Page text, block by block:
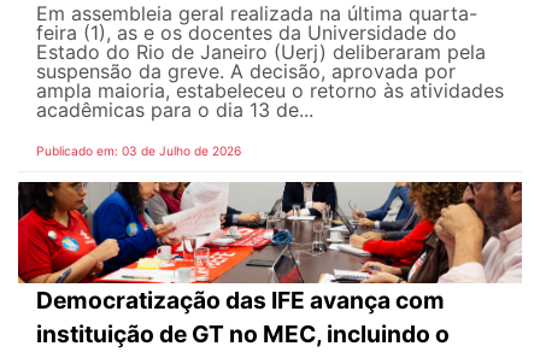
Em assembleia geral realizada na última quarta-
feira (1), as e os docentes da Universidade do
Estado do Rio de Janeiro (Uerj) deliberaram pela
suspensão da greve. A decisão, aprovada por
ampla maioria, estabeleceu o retorno às atividades
acadêmicas para o dia 13 de...
Publicado em: 03 de Julho de 2026
Democratização das IFE avança com
instituição de GT no MEC, incluindo o